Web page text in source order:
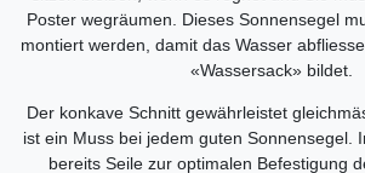
Poster wegräumen. Dieses Sonnensegel
montiert werden, damit das Wasser
«Wassersack» bildet.
Der konkave Schnitt gewährleistet
ist ein Muss bei jedem guten Sonnensegel.
bereits Seile zur optimalen Befestigung